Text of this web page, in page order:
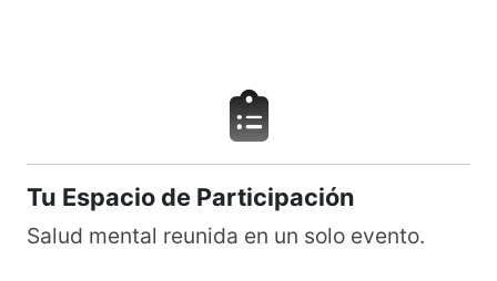
Tu Espacio de Participación
Salud mental reunida en un solo evento.